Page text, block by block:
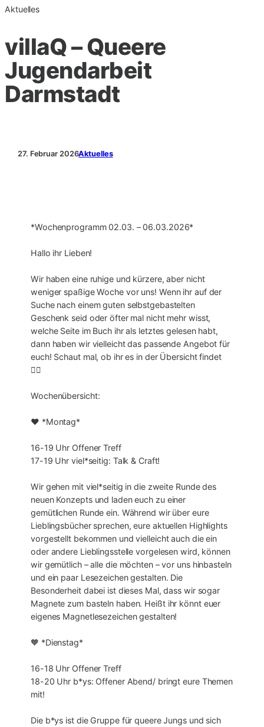
Aktuelles
villaQ – Queere
Jugendarbeit
Darmstadt
27. Februar 2026Aktuelles
*Wochenprogramm 02.03. – 06.03.2026*
Hallo ihr Lieben!
Wir haben eine ruhige und kürzere, aber nicht
weniger spaßige Woche vor uns! Wenn ihr auf der
Suche nach einem guten selbstgebastelten
Geschenk seid oder öfter mal nicht mehr wisst,
welche Seite im Buch ihr als letztes gelesen habt,
dann haben wir vielleicht das passende Angebot für
euch! Schaut mal, ob ihr es in der Übersicht findet
🕵🏼
Wochenübersicht:
❤ *Montag*
16-19 Uhr Offener Treff
17-19 Uhr viel*seitig: Talk & Craft!
Wir gehen mit viel*seitig in die zweite Runde des
neuen Konzepts und laden euch zu einer
gemütlichen Runde ein. Während wir über eure
Lieblingsbücher sprechen, eure aktuellen Highlights
vorgestellt bekommen und vielleicht auch die ein
oder andere Lieblingsstelle vorgelesen wird, können
wir gemütlich – alle die möchten – vor uns hinbasteln
und ein paar Lesezeichen gestalten. Die
Besonderheit dabei ist dieses Mal, dass wir sogar
Magnete zum basteln haben. Heißt ihr könnt euer
eigenes Magnetlesezeichen gestalten!
🧡 *Dienstag*
16-18 Uhr Offener Treff
18-20 Uhr b*ys: Offener Abend/ bringt eure Themen
mit!
Die b*ys ist die Gruppe für queere Jungs und sich